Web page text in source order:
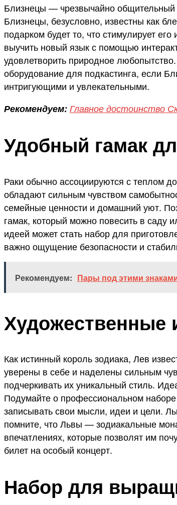
Близнецы — чрезвычайно
Близнецы, безусловно, известны как
подарком будет то, что стимулирует
выучить новый язык с помощью
удовлетворить природное
оборудование для подкастинга, если
интригующими и увлекательными.
Рекомендуем: Главное достоинство
Удобный гамак
Раки обычно ассоциируются с теплом
обладают сильным чувством
семейные ценности и домашний уют.
гамак, который можно повесить в саду
идеей может стать набор для
важно ощущение безопасности и
Рекомендуем: Пары под этими
Художественные
Как истинный король зодиака, Лев
уверены в себе и наделены сильным
подчеркивать их уникальный стиль.
Подумайте о профессиональном наборе
записывать свои мысли, идеи и цели.
помните, что Львы — зодиакальные
впечатлениях, которые позволят им
билет на особый концерт.
Набор для